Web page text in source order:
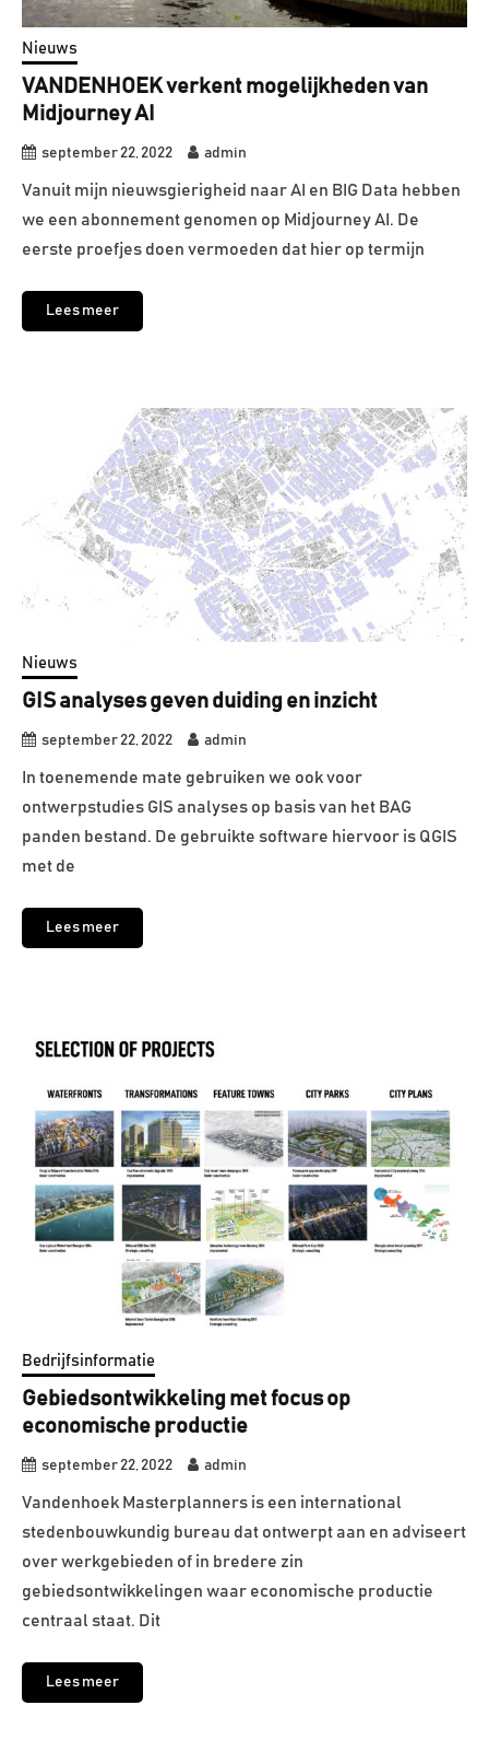
Nieuws
VANDENHOEK verkent mogelijkheden van
Midjourney AI
september 22, 2022 admin
Vanuit mijn nieuwsgierigheid naar AI en BIG Data hebben
we een abonnement genomen op Midjourney AI. De
eerste proefjes doen vermoeden dat hier op termijn
Lees meer
Nieuws
GIS analyses geven duiding en inzicht
september 22, 2022 admin
In toenemende mate gebruiken we ook voor
ontwerpstudies GIS analyses op basis van het BAG
panden bestand. De gebruikte software hiervoor is QGIS
met de
Lees meer
Bedrijfsinformatie
Gebiedsontwikkeling met focus op
economische productie
september 22, 2022 admin
Vandenhoek Masterplanners is een international
stedenbouwkundig bureau dat ontwerpt aan en adviseert
over werkgebieden of in bredere zin
gebiedsontwikkelingen waar economische productie
centraal staat. Dit
Lees meer